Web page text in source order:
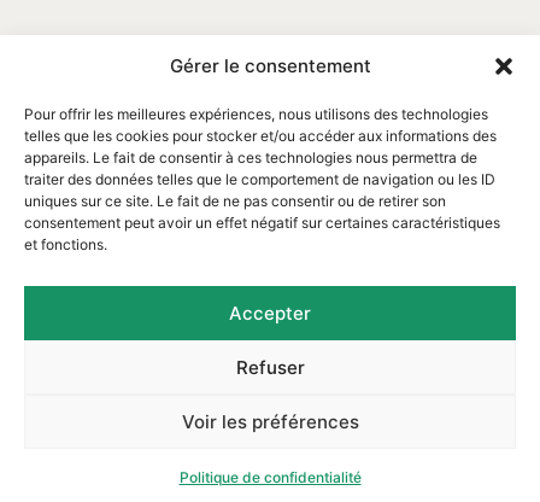
Gérer le consentement
Pour offrir les meilleures expériences, nous utilisons des technologies
telles que les cookies pour stocker et/ou accéder aux informations des
appareils. Le fait de consentir à ces technologies nous permettra de
traiter des données telles que le comportement de navigation ou les ID
uniques sur ce site. Le fait de ne pas consentir ou de retirer son
consentement peut avoir un effet négatif sur certaines caractéristiques
et fonctions.
Accepter
Refuser
Voir les préférences
Politique de confidentialité
Email : contact@assofortrop.fr​
Mentions légales|Protection des données